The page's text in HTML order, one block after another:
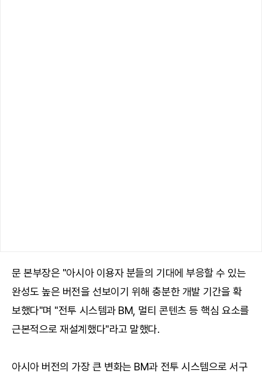
문 본부장은 "아시아 이용자 분들의 기대에 부응할 수 있는
완성도 높은 버전을 선보이기 위해 충분한 개발 기간을 확
보했다"며 "전투 시스템과 BM, 멀티 콘텐츠 등 핵심 요소를
근본적으로 재설계했다"라고 말했다.
아시아 버전의 가장 큰 변화는 BM과 전투 시스템으로 서구